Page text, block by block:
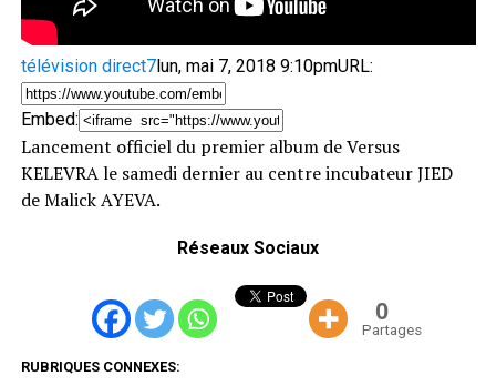
télévision direct7lun, mai 7, 2018 9:10pmURL:
Embed:
Lancement officiel du premier album de Versus
KELEVRA le samedi dernier au centre incubateur JIED
de Malick AYEVA.
Réseaux Sociaux
0
Partages
RUBRIQUES CONNEXES: